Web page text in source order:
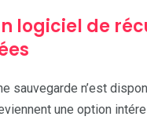
logiciel de
sauvegarde n’est
une option